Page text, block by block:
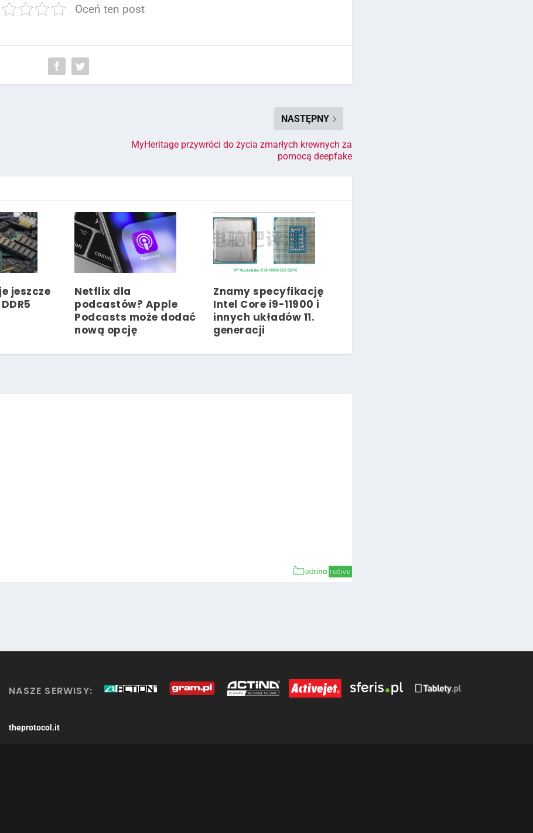
Oceń ten post
NASTĘPNY
MyHeritage przywróci do życia zmarłych krewnych za
pomocą deepfake
jeszcze
Netflix dla
podcastów? Apple
Podcasts może dodać
nową opcję
Znamy specyfikację
Intel Core i9-11900 i
innych układów 11.
generacji
NASZE SERWISY:
theprotocol.it